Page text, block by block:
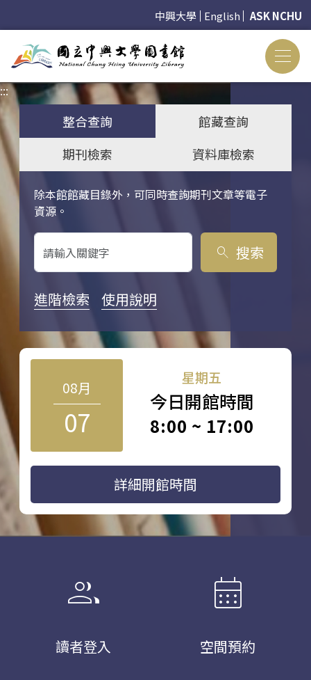
中興大學 English ASK NCHU
:::
整合查詢
館藏查詢
期刊檢索
資料庫檢索
除本館館藏目錄外，可同時查詢期刊文章等電子
資源。
關鍵字搜尋
search 搜索
進階檢索 使用說明
08月
07
星期五
今日開館時間
8:00 ~ 17:00
詳細開館時間
group
讀者登入
calendar_month
空間預約